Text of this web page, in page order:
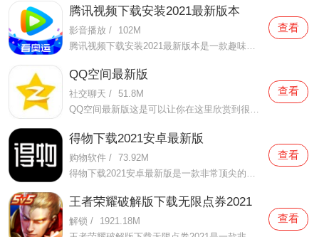
腾讯视频下载安装2021最新版本
影音播放 /
102M
查看
QQ空间最新版
社交聊天 / 51.8M
QQ空间最新版这是可以让你在这里欣赏到很多优质的内容欣赏体验的手机视频软件，在这里的内容有很多都是好友的动态，而且还有很多的互动功能可以让你跟好友之间的亲密度再次提升，大家在这里可以感受到很多优质的社交和很多有趣的心情分享，不仅可以跟人互动，这软件也是自己
查看
得物下载2021安卓最新版
购物软件 / 73.92M
查看
王者荣耀破解版下载无限点券2021
解锁 /
1921.18M
查看